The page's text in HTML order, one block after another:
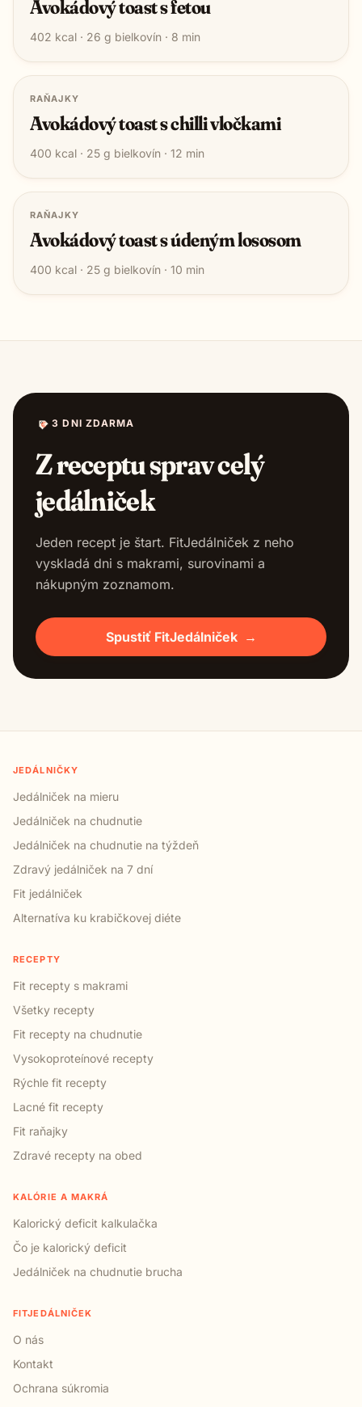
Avokádový toast s fetou
402 kcal · 26 g bielkovín · 8 min
RAŇAJKY
Avokádový toast s chilli vločkami
400 kcal · 25 g bielkovín · 12 min
RAŇAJKY
Avokádový toast s údeným lososom
400 kcal · 25 g bielkovín · 10 min
3 DNI ZDARMA
Z receptu sprav celý
jedálniček
Jeden recept je štart. FitJedálniček z neho
vyskladá dni s makrami, surovinami a
nákupným zoznamom.
Spustiť FitJedálniček →
JEDÁLNIČKY
Jedálniček na mieru
Jedálniček na chudnutie
Jedálniček na chudnutie na týždeň
Zdravý jedálniček na 7 dní
Fit jedálniček
Alternatíva ku krabičkovej diéte
RECEPTY
Fit recepty s makrami
Všetky recepty
Fit recepty na chudnutie
Vysokoproteínové recepty
Rýchle fit recepty
Lacné fit recepty
Fit raňajky
Zdravé recepty na obed
KALÓRIE A MAKRÁ
Kalorický deficit kalkulačka
Čo je kalorický deficit
Jedálniček na chudnutie brucha
FITJEDÁLNIČEK
O nás
Kontakt
Ochrana súkromia